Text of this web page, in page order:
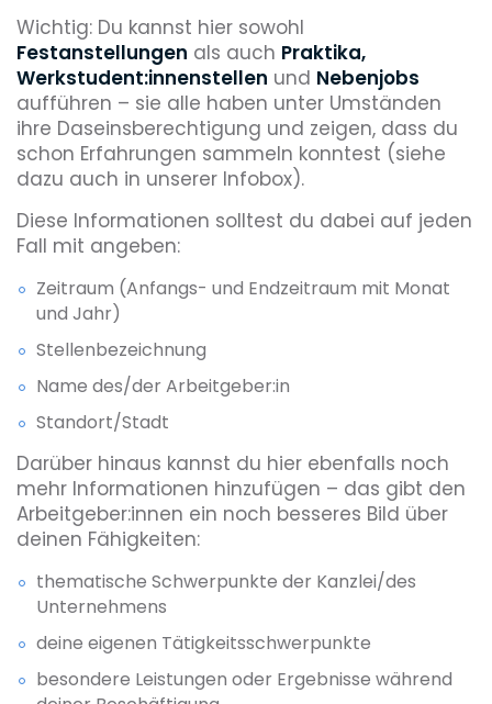
Wichtig: Du kannst hier sowohl
Festanstellungen als auch Praktika,
Werkstudent:innenstellen und Nebenjobs
aufführen – sie alle haben unter Umständen
ihre Daseinsberechtigung und zeigen, dass du
schon Erfahrungen sammeln konntest (siehe
dazu auch in unserer Infobox).
Diese Informationen solltest du dabei auf jeden
Fall mit angeben:
Zeitraum (Anfangs- und Endzeitraum mit Monat
und Jahr)
Stellenbezeichnung
Name des/der Arbeitgeber:in
Standort/Stadt
Darüber hinaus kannst du hier ebenfalls noch
mehr Informationen hinzufügen – das gibt den
Arbeitgeber:innen ein noch besseres Bild über
deinen Fähigkeiten:
thematische Schwerpunkte der Kanzlei/des
Unternehmens
deine eigenen Tätigkeitsschwerpunkte
besondere Leistungen oder Ergebnisse während